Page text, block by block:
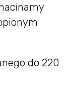
do 220